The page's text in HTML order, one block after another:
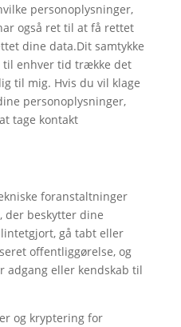
personoplysninger,
også ret til at få rettet
dine data.Dit samtykke
enhver tid trække det
til mig. Hvis du vil klage
personoplysninger,
tage kontakt
foranstaltninger
der beskytter dine
gå tabt eller
offentliggørelse, og
adgang eller kendskab til
og kryptering for